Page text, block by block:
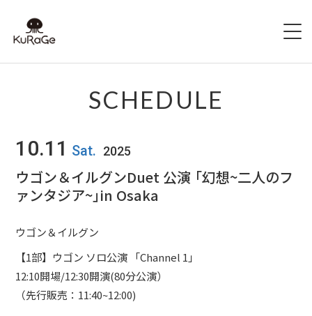
SCHEDULE
ACCESS
FAQ
CONTACT
SCHEDULE
10.11 Sat. 2025
ウゴン＆イルグンDuet 公演 「幻想~二人のフ
ァンタジア~」in Osaka
ウゴン＆イルグン
【1部】ウゴン ソロ公演 「Channel 1」
12:10開場/12:30開演(80分公演）
（先行販売：11:40~12:00)